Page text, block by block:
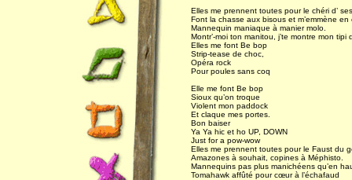
Elles me prennent toutes pour le chéri d’
Font la chasse aux bisous et m’emmène en
Mannequin maniaque à manier molo.
Montr’-moi ton manitou, j’te montre mon tipi
Elles me font Be bop
Strip-tease de choc,
Opéra rock
Pour poules sans coq
Elle me font Be bop
Sioux qu’on troque
Violent mon paddock
Et claque mes portes.
Bon baiser
Ya Ya hic et ho UP, DOWN
Just for a pow-wow
Elles me prennent toutes pour le Faust du
Amazones à souhait, copines à Méphisto.
Mannequins pas plus manichéens qu’en
Tomahawk affûté pour cœur à l’échafaud